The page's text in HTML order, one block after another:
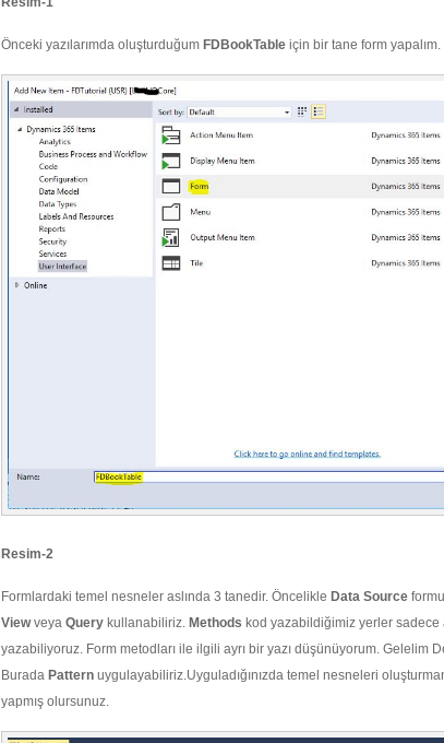
Önceki yazılarımda oluşturduğum FDBookTable için bir tane form yapalım.
Resim-2
Formlardaki temel nesneler aslında 3 tanedir. Öncelikle Data Source
Viewveya Query kullanabiliriz. Methods kod yazabildiğimiz yerler
yazabiliyoruz. Form metodları ile ilgili ayrı bir yazı düşünüyorum. Gelelim
Burada Pattern uygulayabiliriz.Uyguladığınızda temel nesneleri
yapmış olursunuz.